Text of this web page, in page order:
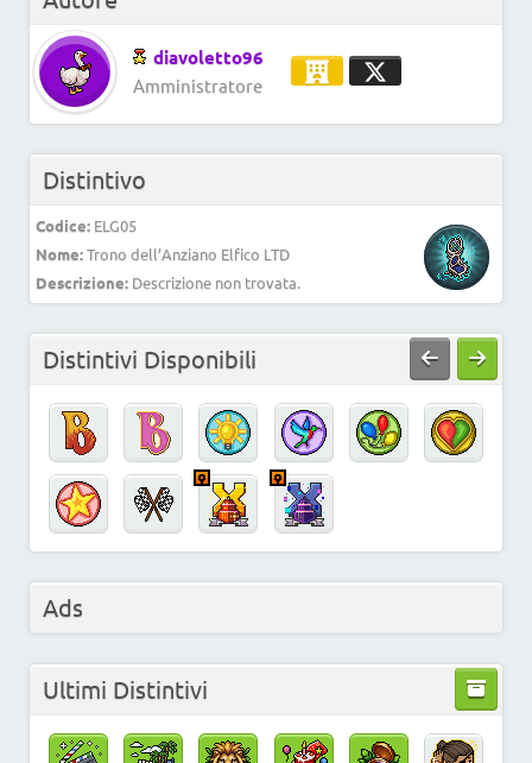
diavoletto96
Amministratore
Distintivo
Codice: ELG05
Nome:Trono dell’Anziano Elfico LTD
Descrizione: Descrizione non trovata.
Distintivi Disponibili
Ads
Ultimi Distintivi